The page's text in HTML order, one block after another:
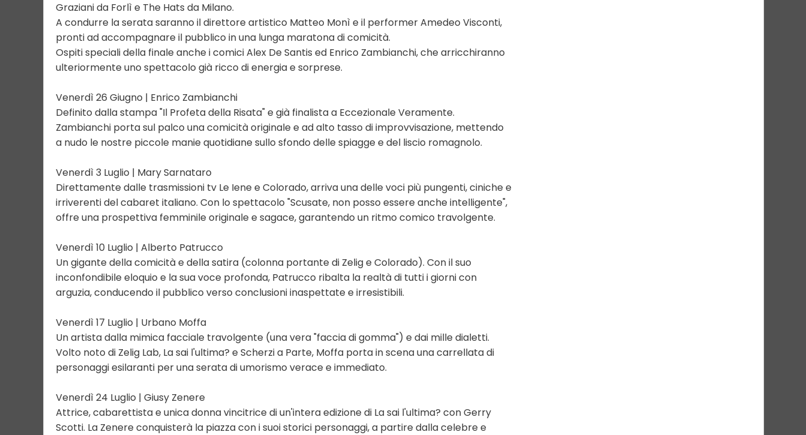
Graziani da Forlì e The Hats da Milano.
A condurre la serata saranno il direttore artistico Matteo Monì e il performer Amedeo Visconti,
pronti ad accompagnare il pubblico in una lunga maratona di comicità.
Ospiti speciali della finale anche i comici Alex De Santis ed Enrico Zambianchi, che arricchiranno
ulteriormente uno spettacolo già ricco di energia e sorprese.
Venerdì 26 Giugno | Enrico Zambianchi
Definito dalla stampa "Il Profeta della Risata" e già finalista a Eccezionale Veramente.
Zambianchi porta sul palco una comicità originale e ad alto tasso di improvvisazione, mettendo
a nudo le nostre piccole manie quotidiane sullo sfondo delle spiagge e del liscio romagnolo.
Venerdì 3 Luglio | Mary Sarnataro
Direttamente dalle trasmissioni tv Le Iene e Colorado, arriva una delle voci più pungenti, ciniche e
irriverenti del cabaret italiano. Con lo spettacolo "Scusate, non posso essere anche intelligente",
offre una prospettiva femminile originale e sagace, garantendo un ritmo comico travolgente.
Venerdì 10 Luglio | Alberto Patrucco
Un gigante della comicità e della satira (colonna portante di Zelig e Colorado). Con il suo
inconfondibile eloquio e la sua voce profonda, Patrucco ribalta la realtà di tutti i giorni con
arguzia, conducendo il pubblico verso conclusioni inaspettate e irresistibili.
Venerdì 17 Luglio | Urbano Moffa
Un artista dalla mimica facciale travolgente (una vera "faccia di gomma") e dai mille dialetti.
Volto noto di Zelig Lab, La sai l'ultima? e Scherzi a Parte, Moffa porta in scena una carrellata di
personaggi esilaranti per una serata di umorismo verace e immediato.
Venerdì 24 Luglio | Giusy Zenere
Attrice, cabarettista e unica donna vincitrice di un'intera edizione di La sai l'ultima? con Gerry
Scotti. La Zenere conquisterà la piazza con i suoi storici personaggi, a partire dalla celebre e